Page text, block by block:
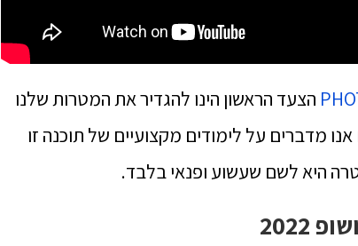
הצעד הראשון הינו להגדיר את המטרות שלנו
מדברים על לימודים מקצועיים של תוכנה זו
היא לשם שעשוע ופנאי בלבד.